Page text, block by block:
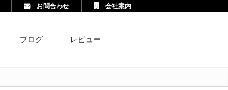
お問合わせ 会社案内
ブログ レビュー